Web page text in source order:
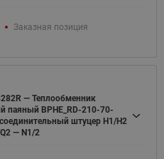
Заказная позиция
— Теплообменник
паяный BPHE_RD-210-70-
штуцер H1/H2
— N1/2